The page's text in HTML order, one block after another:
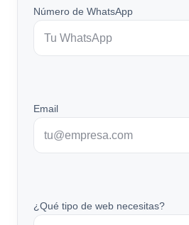
Número de WhatsApp
Email
¿Qué tipo de web necesitas?